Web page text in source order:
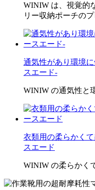
WINIW は、視覚的
リー収納ポーチの
通気性があり環境
スエード-
WINIW の通気性と
衣類用の柔らかく
スエード
WINIW の柔らかく